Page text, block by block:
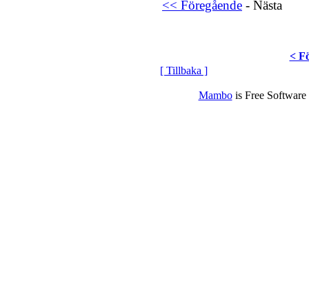
<< Föregående - Nästa
<
[ Tillbaka ]
Mambois Free Software